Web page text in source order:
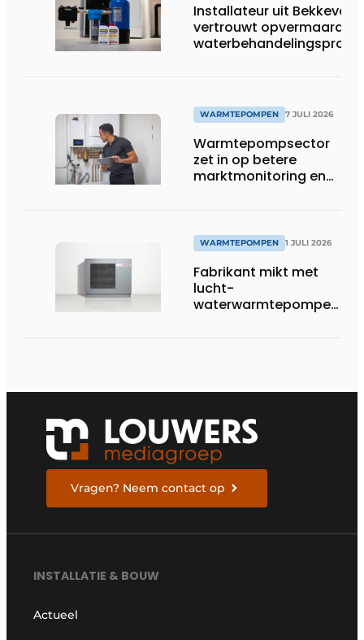
Installateur uit
vertrouwt opvermaarde
WARMTEPOMPEN 7 JULI 2026
Warmtepompsector
zet in op betere
marktmonitoring en
WARMTEPOMPEN 1 JULI 2026
Fabrikant mikt met
lucht-
waterwarmtepompen
Vragen? Neem contact op
INSTALLATIE & BOUW
Actueel